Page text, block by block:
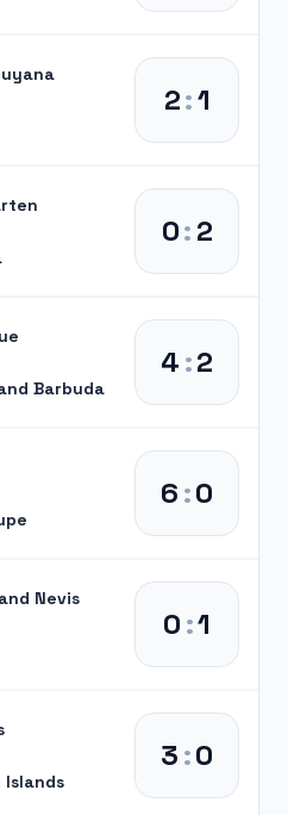
2:1
0:2
Barbuda
4:2
6:0
Nevis
0:1
Islands
3:0